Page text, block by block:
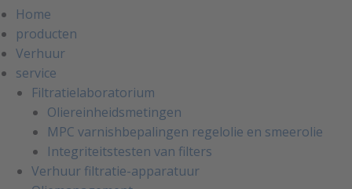
Home
producten
Verhuur
service
Filtratielaboratorium
Oliereinheidsmetingen
MPC varnishbepalingen regelolie en smeerolie
Integriteitstesten van filters
Verhuur filtratie-apparatuur